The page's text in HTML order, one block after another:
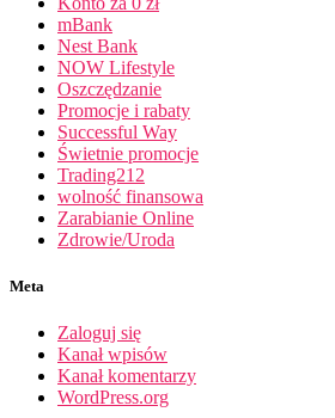
mBank
Nest Bank
NOW Lifestyle
Oszczędzanie
Promocje i rabaty
Successful Way
Świetnie promocje
Trading212
wolność finansowa
Zarabianie Online
Zdrowie/Uroda
Meta
Zaloguj się
Kanał wpisów
Kanał komentarzy
WordPress.org